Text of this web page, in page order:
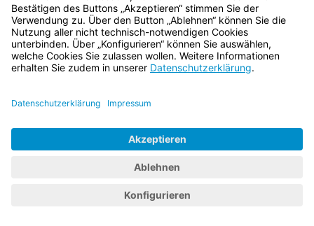
Bayern.de
BayernPortal
Datenschutz
Impressum